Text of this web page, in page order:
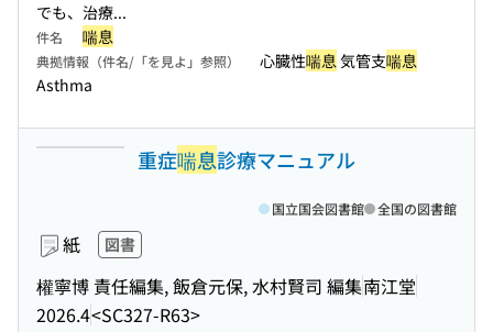
でも、治療...
件名 喘息
典拠情報（件名/「を見よ」参照） 心臓性喘息気管支喘息
Asthma
重症喘息診療マニュアル
紙 図書
權寧博 責任編集, 飯倉元保, 水村賢司 編集南江堂
2026.4<SC327-R63>
国立国会図書館 全国の図書館